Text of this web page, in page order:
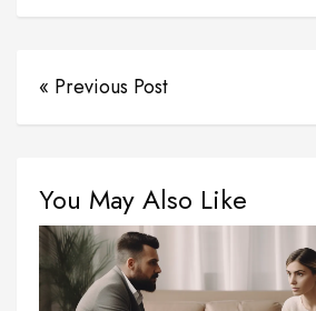
« Previous Post
You May Also Like